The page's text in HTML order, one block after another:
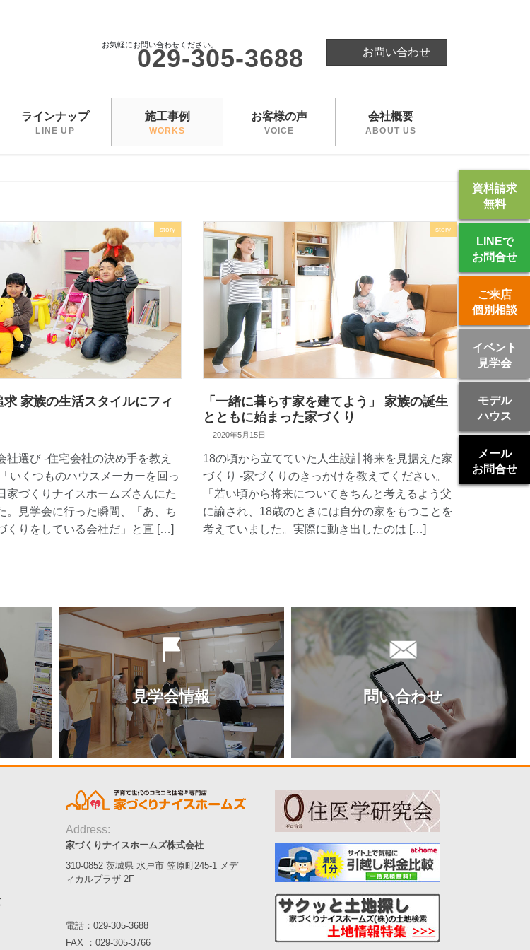
お気軽にお問い合わせください。
029-305-3688 お問い合わせ
ラインナップ
LINE UP
施工事例
WORKS
お客様の声
VOICE
会社概要
ABOUT US
story
家族の生活スタイルにフィ
社選び -住宅会社の決め手を教え
いくつものハウスメーカーを回っ
家づくりナイスホームズさんにた
。見学会に行った瞬間、「あ、ち
くりをしている会社だ」と直 […]
story
「一緒に暮らす家を建てよう」 家族の誕生
とともに始まった家づくり
2020年5月15日
18の頃から立てていた人生設計将来を見据えた家
づくり -家づくりのきっかけを教えてください。
「若い頃から将来についてきちんと考えるよう父
に諭され、18歳のときには自分の家をもつことを
考えていました。実際に動き出したのは […]
資料請求
無料
LINEで
お問合せ
ご来店
個別相談
イベント
見学会
モデル
ハウス
メール
お問合せ
見学会情報 問い合わせ
Address:
家づくりナイスホームズ株式会社
310-0852 茨城県 水戸市 笠原町245-1 メデ
ィカルプラザ 2F
電話： 029-305-3688
FAX ：029-305-3766